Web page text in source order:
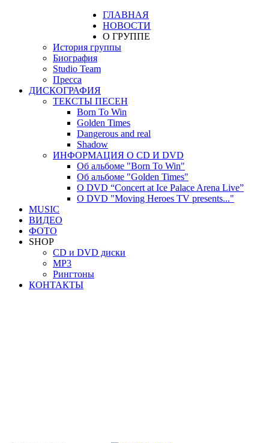
ГЛАВНАЯ
НОВОСТИ
О ГРУППЕ
История группы
Биография
Studio Team
Пресса
ДИСКОГРАФИЯ
ТЕКСТЫ ПЕСЕН
Born To Win
Golden Times
Dangerous and real
Shadow
ИНФОРМАЦИЯ О CD И DVD
Об альбоме "Born To Win"
Об альбоме "Golden Times"
О DVD “Concert at Ice Palace Arena Live”
О DVD "Moving Heroes TV presents..."
MUSIC
ВИДЕО
ФОТО
SHOP
CD и DVD диски
MP3
Рингтоны
КОНТАКТЫ